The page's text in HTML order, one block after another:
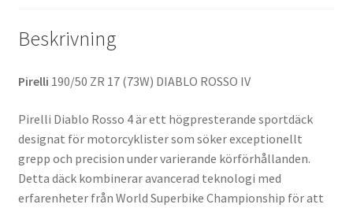
Beskrivning
Pirelli 190/50 ZR 17 (73W) DIABLO ROSSO IV
Pirelli Diablo Rosso 4 är ett högpresterande sportdäck
designat för motorcyklister som söker exceptionellt
grepp och precision under varierande körförhållanden.
Detta däck kombinerar avancerad teknologi med
erfarenheter från World Superbike Championship för att